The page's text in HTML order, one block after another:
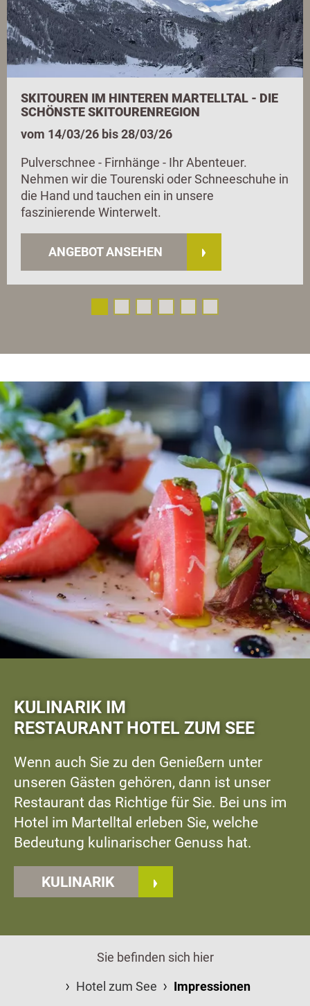
SKITOUREN IM HINTEREN MARTELLTAL - DIE
SCHÖNSTE SKITOURENREGION
vom 14/03/26 bis 28/03/26
Pulverschnee - Firnhänge - Ihr Abenteuer.
Nehmen wir die Tourenski oder Schneeschuhe in
die Hand und tauchen ein in unsere
faszinierende Winterwelt.
ANGEBOT ANSEHEN
KULINARIK IM
RESTAURANT HOTEL ZUM SEE
Wenn auch Sie zu den Genießern unter
unseren Gästen gehören, dann ist unser
Restaurant das Richtige für Sie. Bei uns im
Hotel im Martelltal erleben Sie, welche
Bedeutung kulinarischer Genuss hat.
KULINARIK
Sie befinden sich hier
Hotel zum See
Impressionen